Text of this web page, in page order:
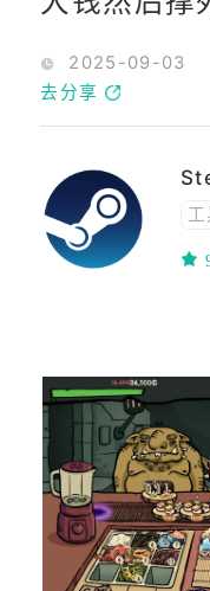
2025-09-03
去分享
工